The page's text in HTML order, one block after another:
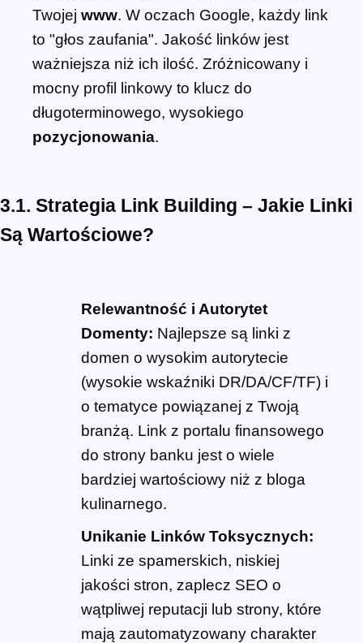
Twojej www. W oczach Google, każdy link
to "głos zaufania". Jakość linków jest
ważniejsza niż ich ilość. Zróżnicowany i
mocny profil linkowy to klucz do
długoterminowego, wysokiego
pozycjonowania.
3.1. Strategia Link Building – Jakie Linki
Są Wartościowe?
Relewantność i Autorytet
Domenty: Najlepsze są linki z
domen o wysokim autorytecie
(wysokie wskaźniki DR/DA/CF/TF) i
o tematyce powiązanej z Twoją
branżą. Link z portalu finansowego
do strony banku jest o wiele
bardziej wartościowy niż z bloga
kulinarnego.
Unikanie Linków Toksycznych:
Linki ze spamerskich, niskiej
jakości stron, zaplecz SEO o
wątpliwej reputacji lub strony, które
mają zautomatyzowany charakter